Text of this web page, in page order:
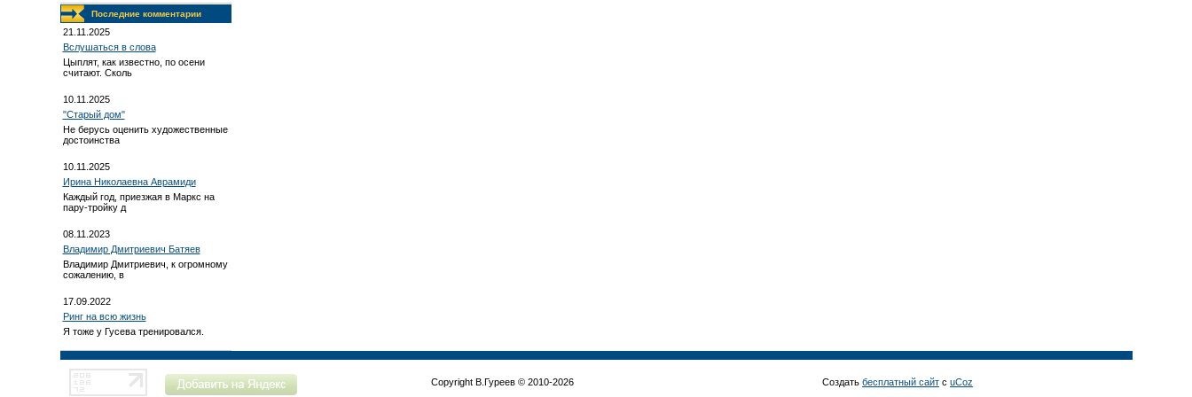
Последние комментарии
21.11.2025
Вслушаться в слова
Цыплят, как известно, по осени
считают. Сколь
10.11.2025
"Старый дом"
Не берусь оценить художественные
достоинства
10.11.2025
Ирина Николаевна Аврамиди
Каждый год, приезжая в Маркс на
пару-тройку д
08.11.2023
Владимир Дмитриевич Батяев
Владимир Дмитриевич, к огромному
сожалению, в
17.09.2022
Ринг на всю жизнь
Я тоже у Гусева тренировался.
Copyright В.Гуреев © 2010-2026 Создать бесплатный сайт с uCoz